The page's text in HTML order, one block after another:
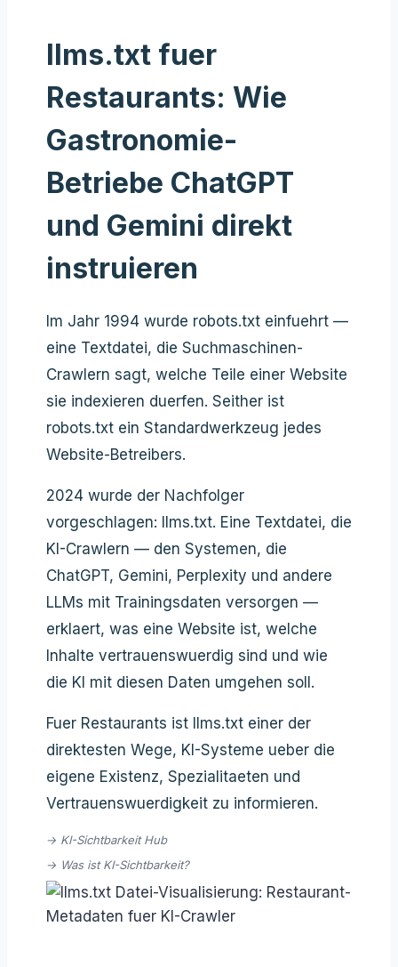
llms.txt fuer
Restaurants: Wie
Gastronomie-
Betriebe ChatGPT
und Gemini direkt
instruieren
Im Jahr 1994 wurde robots.txt einfuehrt —
eine Textdatei, die Suchmaschinen-
Crawlern sagt, welche Teile einer Website
sie indexieren duerfen. Seither ist
robots.txt ein Standardwerkzeug jedes
Website-Betreibers.
2024 wurde der Nachfolger
vorgeschlagen: llms.txt. Eine Textdatei, die
KI-Crawlern — den Systemen, die
ChatGPT, Gemini, Perplexity und andere
LLMs mit Trainingsdaten versorgen —
erklaert, was eine Website ist, welche
Inhalte vertrauenswuerdig sind und wie
die KI mit diesen Daten umgehen soll.
Fuer Restaurants ist llms.txt einer der
direktesten Wege, KI-Systeme ueber die
eigene Existenz, Spezialitaeten und
Vertrauenswuerdigkeit zu informieren.
→ KI-Sichtbarkeit Hub
→ Was ist KI-Sichtbarkeit?